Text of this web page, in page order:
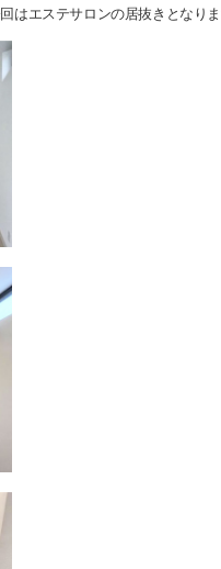
はエステサロンの居抜きとなりま